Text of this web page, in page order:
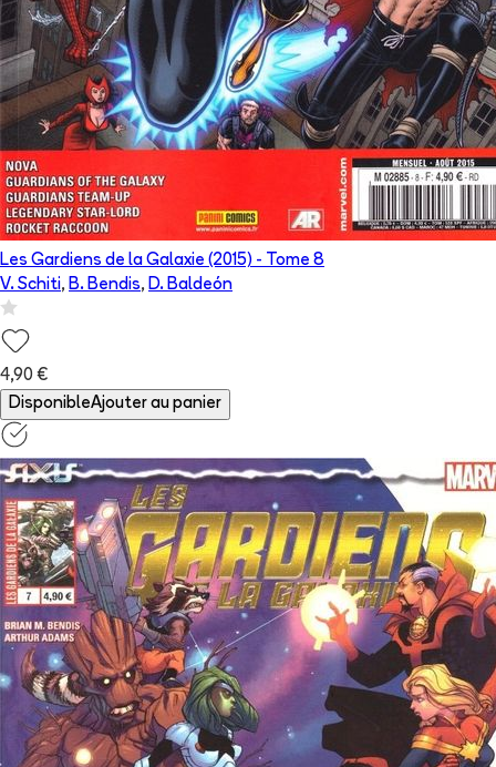
Les Gardiens de la Galaxie (2015) - Tome 8
V. Schiti, B. Bendis, D. Baldeón
4,90 €
DisponibleAjouter au panier